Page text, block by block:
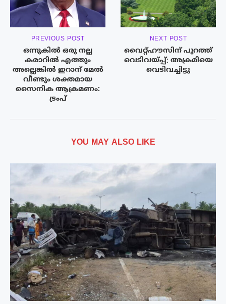
PREVIOUS POST
ഒന്നുകിൽ ഒരു നല്ല
കരാറിൽ എത്തും
അല്ലെങ്കിൽ ഇറാന് മേൽ
വീണ്ടും ശക്തമായ
സൈനിക ആക്രമണം:
ട്രംപ്
NEXT POST
വൈറ്റ്ഹൗസിന് പുറത്ത്
വെടിവയ്പ്പ്; അക്രമിയെ
വെടിവച്ചിട്ടു
YOU MAY ALSO LIKE